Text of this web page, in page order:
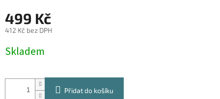
499 Kč
412 Kč bez DPH
cena:
Skladem
Přidat do košíku